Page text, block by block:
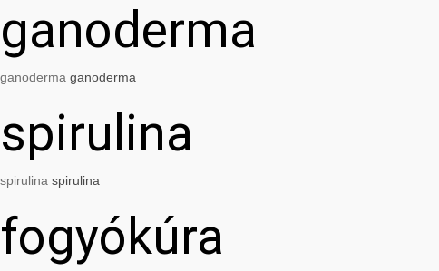
ganoderma
ganoderma ganoderma
spirulina
spirulina spirulina
fogyókúra